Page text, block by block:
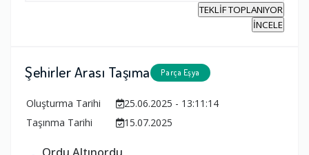
TEKLİF TOPLANIYOR
İNCELE
Şehirler Arası Taşıma Parça Eşya
Oluşturma Tarihi
25.06.2025 - 13:11:14
Taşınma Tarihi
15.07.2025